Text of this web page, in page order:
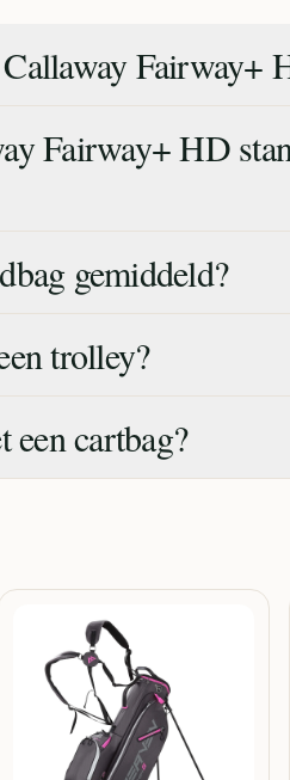
Fairway+
Fairway+ HD
gemiddeld?
trolley?
een cartbag?